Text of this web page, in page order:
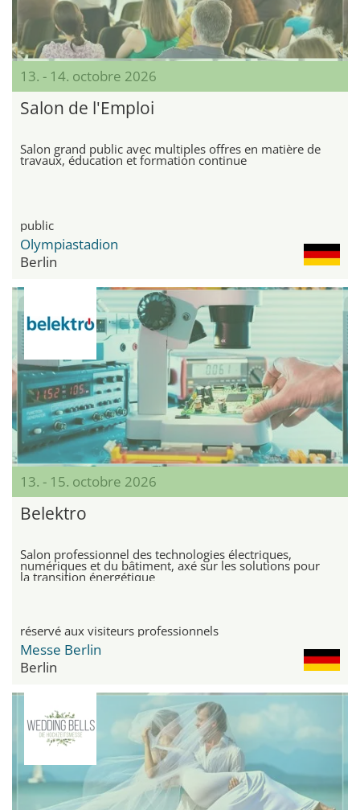
13. - 14. octobre 2026
Salon de l'Emploi
Salon grand public avec multiples offres en matière de
travaux, éducation et formation continue
public
Olympiastadion
Berlin
13. - 15. octobre 2026
Belektro
Salon professionnel des technologies électriques,
numériques et du bâtiment, axé sur les solutions pour
la transition énergétique
réservé aux visiteurs professionnels
Messe Berlin
Berlin